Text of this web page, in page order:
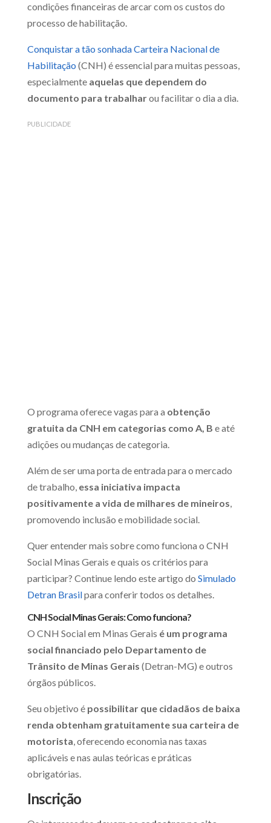
condições financeiras de arcar com os custos do
processo de habilitação.
Conquistar a tão sonhada Carteira Nacional de
Habilitação (CNH) é essencial para muitas pessoas,
especialmente aquelas que dependem do
documento para trabalharou facilitar o dia a dia.
PUBLICIDADE
O programa oferece vagas para a obtenção
gratuita da CNH em categorias como A, B e até
adições ou mudanças de categoria.
Além de ser uma porta de entrada para o mercado
de trabalho, essa iniciativa impacta
positivamente a vida de milhares de mineiros,
promovendo inclusão e mobilidade social.
Quer entender mais sobre como funciona o CNH
Social Minas Gerais e quais os critérios para
participar? Continue lendo este artigo do Simulado
Detran Brasilpara conferir todos os detalhes.
CNH Social Minas Gerais: Como funciona?
O CNH Social em Minas Gerais é um programa
social financiado pelo Departamento de
Trânsito de Minas Gerais (Detran-MG) e outros
órgãos públicos.
Seu objetivo é possibilitar que cidadãos de baixa
renda obtenham gratuitamente sua carteira de
motorista, oferecendo economia nas taxas
aplicáveis e nas aulas teóricas e práticas
obrigatórias.
Inscrição